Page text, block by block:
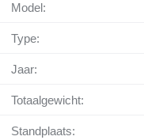
Model:
Type:
Jaar:
Totaalgewicht:
Standplaats: